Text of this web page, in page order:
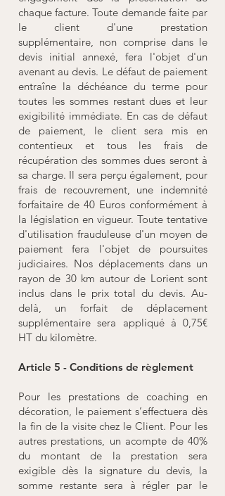
chaque facture. Toute demande faite par
le client d'une prestation
supplémentaire, non comprise dans le
devis initial annexé, fera l'objet d'un
avenant au devis. Le défaut de paiement
entraîne la déchéance du terme pour
toutes les sommes restant dues et leur
exigibilité immédiate. En cas de défaut
de paiement, le client sera mis en
contentieux et tous les frais de
récupération des sommes dues seront à
sa charge. Il sera perçu également, pour
frais de recouvrement, une indemnité
forfaitaire de 40 Euros conformément à
la législation en vigueur. Toute tentative
d'utilisation frauduleuse d'un moyen de
paiement fera l'objet de poursuites
judiciaires. Nos déplacements dans un
rayon de 30 km autour de Lorient sont
inclus dans le prix total du devis. Au-
delà, un forfait de déplacement
supplémentaire sera appliqué à 0,75€
HT du kilomètre.
Article 5 - Conditions de règlement
Pour les prestations de coaching en
décoration, le paiement s’effectuera dès
la fin de la visite chez le Client. Pour les
autres prestations, un acompte de 40%
du montant de la prestation sera
exigible dès la signature du devis, la
somme restante sera à régler par le